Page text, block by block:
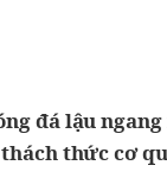
đá lậu
thức cơ